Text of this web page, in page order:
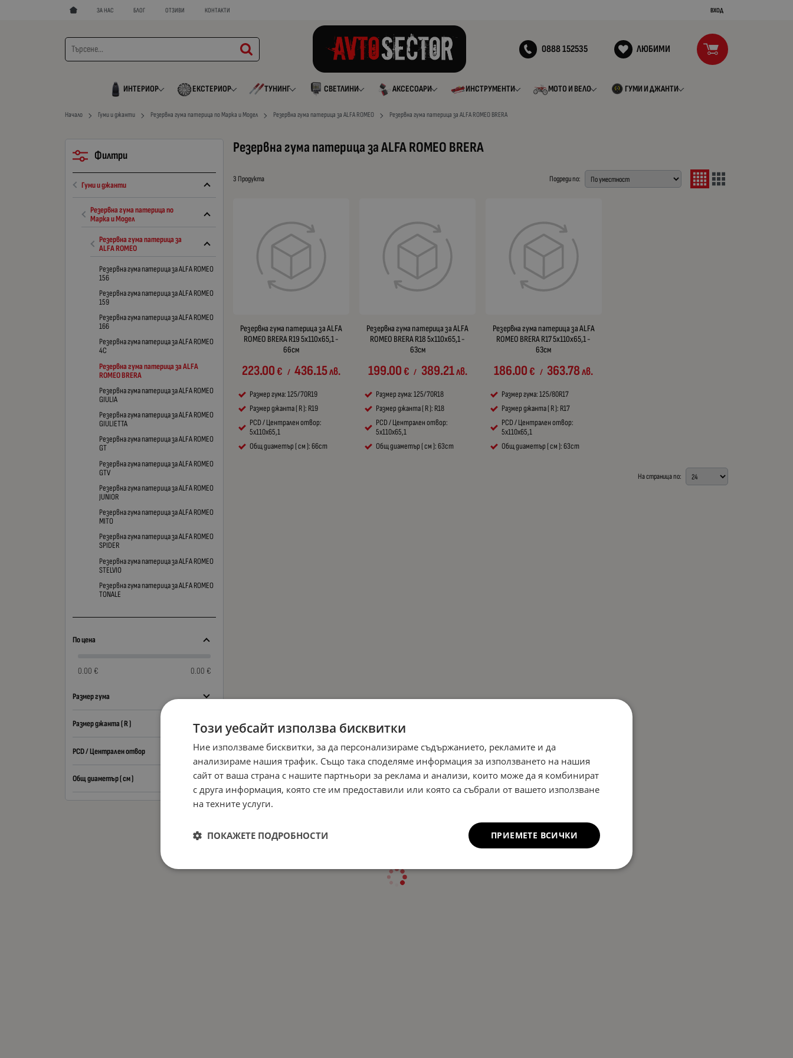
ЗА НАС БЛОГ ОТЗИВИ КОНТАКТИ ВХОД
0888 152535 ЛЮБИМИ
ИНТЕРИОР ЕКСТЕРИОР ТУНИНГ СВЕТЛИНИ АКСЕСОАРИ ИНСТРУМЕНТИ МОТО И ВЕЛО ГУМИ И ДЖАНТИ
Начало Гуми и джанти Резервна гума патерица по Марка и Модел Резервна гума патерица за ALFA ROMEO Резервна гума патерица за ALFA ROMEO BRERA
Резервна гума патерица за ALFA ROMEO BRERA
3 Продукта Подреди по:
Резервна гума патерица за ALFA
ROMEO BRERA R19 5x110x65,1 -
66см
223.00€ / 436.15лв.
Размер гума: 125/70R19
Размер джанта ( R ): R19
PCD / Централен отвор:
5x110x65,1
Общ диаметър ( см ): 66cm
Резервна гума патерица за ALFA
ROMEO BRERA R18 5x110x65,1 -
63см
199.00€ / 389.21лв.
Размер гума: 125/70R18
Размер джанта ( R ): R18
PCD / Централен отвор:
5x110x65,1
Общ диаметър ( см ): 63cm
Резервна гума патерица за ALFA
ROMEO BRERA R17 5x110x65,1 -
63см
186.00€ / 363.78лв.
Размер гума: 125/80R17
Размер джанта ( R ): R17
PCD / Централен отвор:
5x110x65,1
Общ диаметър ( см ): 63cm
На страница по:
Филтри
Гуми и джанти
Резервна гума патерица по
Марка и Модел
Резервна гума патерица за
ALFA ROMEO
Резервна гума патерица за ALFA ROMEO
156
Резервна гума патерица за ALFA ROMEO
159
Резервна гума патерица за ALFA ROMEO
166
Резервна гума патерица за ALFA ROMEO
4C
Резервна гума патерица за ALFA
ROMEO BRERA
Резервна гума патерица за ALFA ROMEO
GIULIA
Резервна гума патерица за ALFA ROMEO
GIULIETTA
Резервна гума патерица за ALFA ROMEO
GT
Резервна гума патерица за ALFA ROMEO
GTV
Резервна гума патерица за ALFA ROMEO
JUNIOR
Резервна гума патерица за ALFA ROMEO
MITO
Резервна гума патерица за ALFA ROMEO
SPIDER
Резервна гума патерица за ALFA ROMEO
STELVIO
Резервна гума патерица за ALFA ROMEO
TONALE
По цена
0.00 € 0.00 €
Размер гума
Размер джанта ( R )
PCD / Централен отвор
Общ диаметър ( см )
Този уебсайт използва бисквитки
Ние използваме бисквитки, за да персонализираме съдържанието, рекламите и да
анализираме нашия трафик. Също така споделяме информация за използването на нашия
сайт от ваша страна с нашите партньори за реклама и анализи, които може да я комбинират
с друга информация, която сте им предоставили или която са събрали от вашето използване
на техните услуги.
ПРИЕМЕТЕ ВСИЧКИ
ПОКАЖЕТЕ ПОДРОБНОСТИ